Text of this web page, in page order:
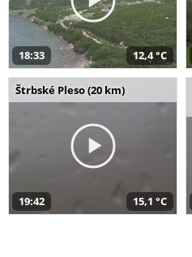
18:33 12,4 °C
Štrbské Pleso (20 km)
19:42 15,1 °C